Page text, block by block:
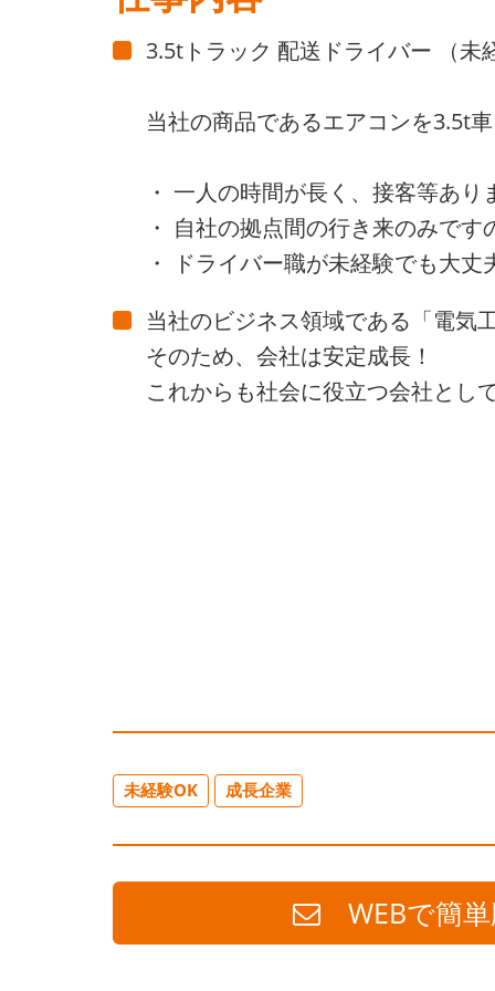
3.5tトラック 配送ドライバー （未
当社の商品であるエアコンを3.5t
・ 一人の時間が長く、接客等あり
・ 自社の拠点間の行き来のみで
・ ドライバー職が未経験でも大丈
当社のビジネス領域である「電気
そのため、会社は安定成長！
これからも社会に役立つ会社とし
未経験OK 成長企業
WEBで簡